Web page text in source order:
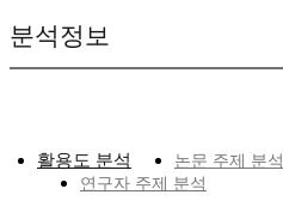
분석정보
활용도 분석
논문 주제 분석
연구자 주제 분석